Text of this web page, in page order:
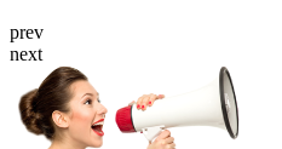
prev
next